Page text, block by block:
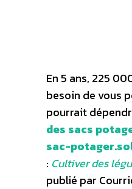
En 5 ans, 225
besoin de vous
pourrait
des sacs
sac-
: Cultiver des
publié par